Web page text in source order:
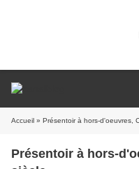
Accueil » Présentoir à hors-d'oeuvres,
Présentoir à hors-